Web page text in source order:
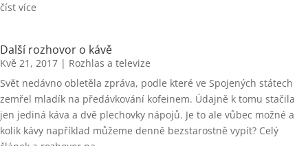
číst více
Další rozhovor o kávě
Kvě 21, 2017 | Rozhlas a televize
Svět nedávno obletěla zpráva, podle které ve Spojených státech
zemřel mladík na předávkování kofeinem. Údajně k tomu stačila
jen jediná káva a dvě plechovky nápojů. Je to ale vůbec možné a
kolik kávy například můžeme denně bezstarostně vypít? Celý